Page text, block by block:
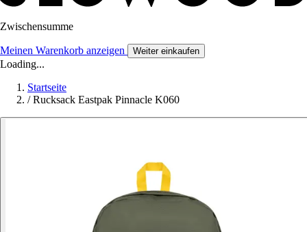
Zwischensumme
Meinen Warenkorb anzeigen Weiter einkaufen
Loading...
Startseite
/ Rucksack Eastpak Pinnacle K060